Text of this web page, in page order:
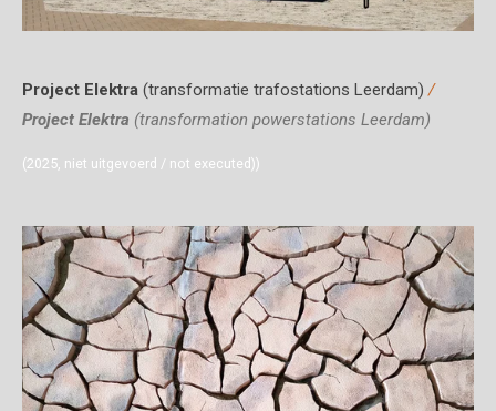
Project Elektra (transformatie trafostations Leerdam)/
Project Elektra (transformation powerstations Leerdam)
(2025, niet uitgevoerd / not executed))